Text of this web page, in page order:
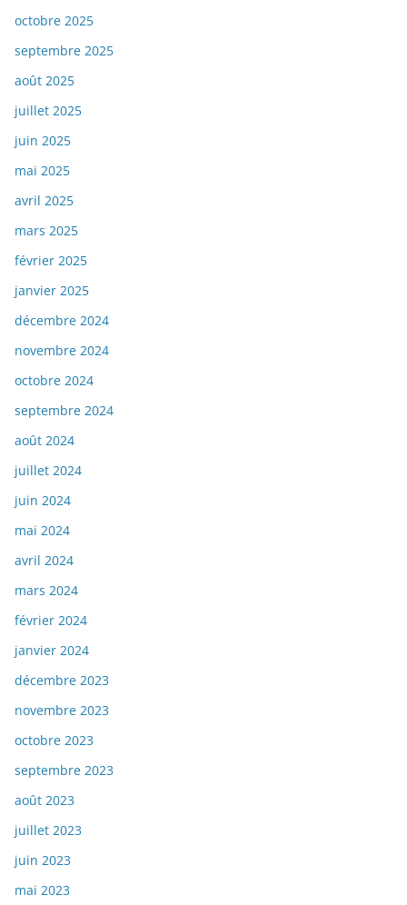
octobre 2025
septembre 2025
août 2025
juillet 2025
juin 2025
mai 2025
avril 2025
mars 2025
février 2025
janvier 2025
décembre 2024
novembre 2024
octobre 2024
septembre 2024
août 2024
juillet 2024
juin 2024
mai 2024
avril 2024
mars 2024
février 2024
janvier 2024
décembre 2023
novembre 2023
octobre 2023
septembre 2023
août 2023
juillet 2023
juin 2023
mai 2023